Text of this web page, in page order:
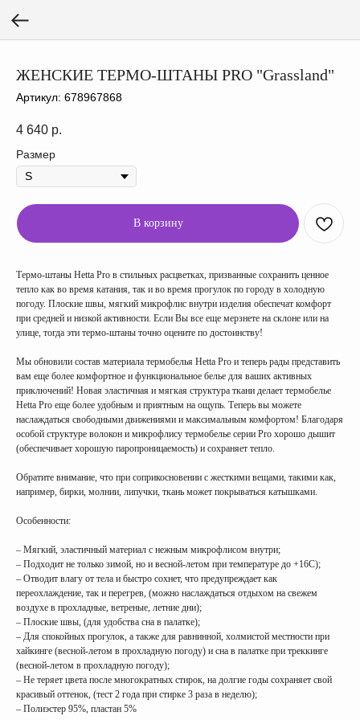
ЖЕНСКИЕ ТЕРМО-ШТАНЫ PRO "Grassland"
Артикул: 678967868
4 640 р.
Размер
В корзину
Термо-штаны Hetta Pro в стильных расцветках, призванные сохранить ценное
тепло как во время катания, так и во время прогулок по городу в холодную
погоду. Плоские швы, мягкий микрофлис внутри изделия обеспечат комфорт
при средней и низкой активности. Если Вы все еще мерзнете на склоне или на
улице, тогда эти термо-штаны точно оцените по достоинству!
Мы обновили состав материала термобелья Hetta Pro и теперь рады представить
вам еще более комфортное и функциональное белье для ваших активных
приключений! Новая эластичная и мягкая структура ткани делает термобелье
Hetta Pro еще более удобным и приятным на ощупь. Теперь вы можете
наслаждаться свободными движениями и максимальным комфортом! Благодаря
особой структуре волокон и микрофлису термобелье серии Pro хорошо дышит
(обеспечивает хорошую паропроницаемость) и сохраняет тепло.
Обратите внимание, что при соприкосновении с жесткими вещами, такими как,
например, бирки, молнии, липучки, ткань может покрываться катышками.
Особенности:
– Мягкий, эластичный материал с нежным микрофлисом внутри;
– Подходит не только зимой, но и весной-летом при температуре до +16С);
– Отводит влагу от тела и быстро сохнет, что предупреждает как
переохлаждение, так и перегрев, (можно наслаждаться отдыхом на свежем
воздухе в прохладные, ветреные, летние дни);
– Плоские швы, (для удобства сна в палатке);
– Для спокойных прогулок, а также для равнинной, холмистой местности при
хайкинге (весной-летом в прохладную погоду) и сна в палатке при треккинге
(весной-летом в прохладную погоду);
– Не теряет цвета после многократных стирок, на долгие годы сохраняет свой
красивый оттенок, (тест 2 года при стирке 3 раза в неделю);
– Полиэстер 95%, пластан 5%